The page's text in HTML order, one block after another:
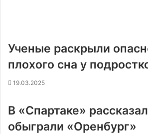
Ученые раскрыли
плохого сна у
19.03.2025
В «Спартаке»
обыграли «Оренбург»